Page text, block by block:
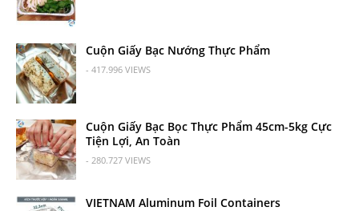
Cuộn Giấy Bạc Nướng Thực Phẩm
- 417.996 VIEWS
Cuộn Giấy Bạc Bọc Thực Phẩm 45cm-5kg Cực
Tiện Lợi, An Toàn
- 280.727 VIEWS
VIETNAM Aluminum Foil Containers